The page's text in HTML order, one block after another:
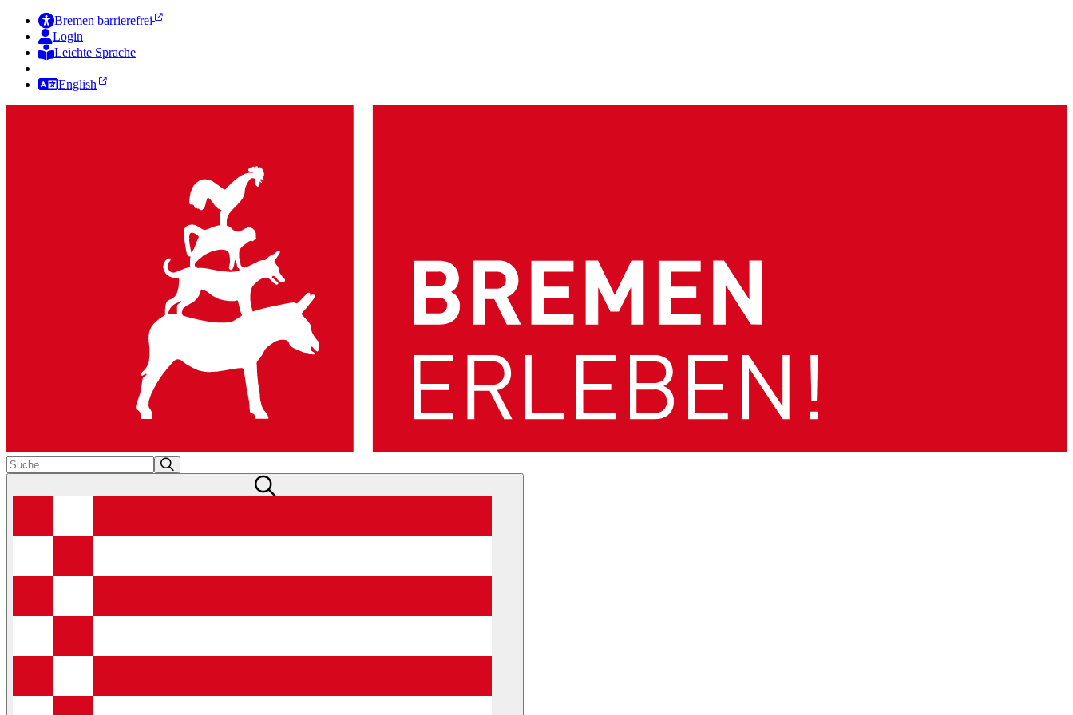
Bremen barrierefrei
Login
Leichte Sprache
English